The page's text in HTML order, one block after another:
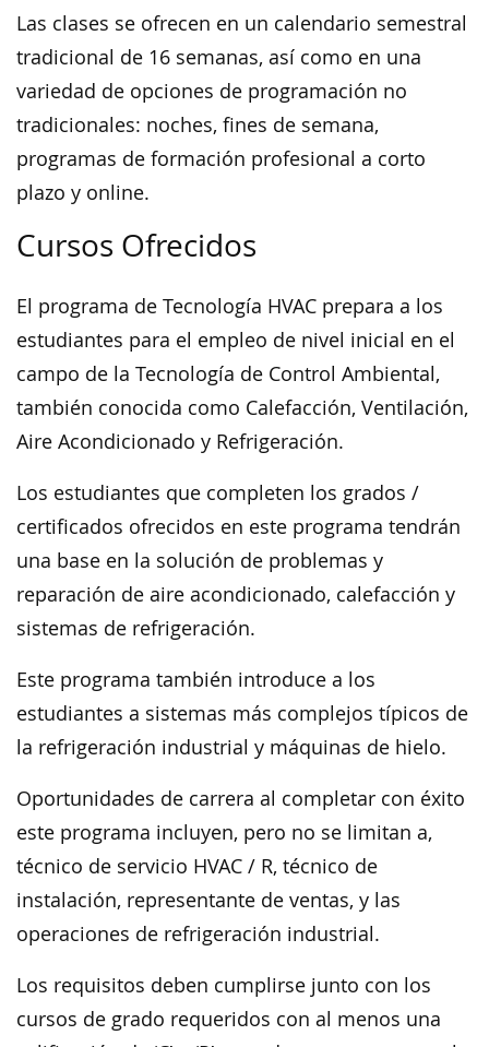
Las clases se ofrecen en un calendario semestral
tradicional de 16 semanas, así como en una
variedad de opciones de programación no
tradicionales: noches, fines de semana,
programas de formación profesional a corto
plazo y online.
Cursos Ofrecidos
El programa de Tecnología HVAC prepara a los
estudiantes para el empleo de nivel inicial en el
campo de la Tecnología de Control Ambiental,
también conocida como Calefacción, Ventilación,
Aire Acondicionado y Refrigeración.
Los estudiantes que completen los grados /
certificados ofrecidos en este programa tendrán
una base en la solución de problemas y
reparación de aire acondicionado, calefacción y
sistemas de refrigeración.
Este programa también introduce a los
estudiantes a sistemas más complejos típicos de
la refrigeración industrial y máquinas de hielo.
Oportunidades de carrera al completar con éxito
este programa incluyen, pero no se limitan a,
técnico de servicio HVAC / R, técnico de
instalación, representante de ventas, y las
operaciones de refrigeración industrial.
Los requisitos deben cumplirse junto con los
cursos de grado requeridos con al menos una